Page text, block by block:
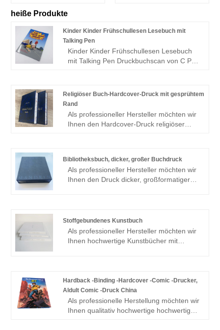
heiße Produkte
Kinder Kinder Frühschullesen Lesebuch mit
Talking Pen
Kinder Kinder Frühschullesen Lesebuch
mit Talking Pen Druckbuchscan von C Pen
Lesestift
Religiöser Buch-Hardcover-Druck mit gesprühtem
Rand
Als professioneller Hersteller möchten wir
Ihnen den Hardcover-Druck religiöser
Lieferung. Wir freuen uns aufrichtig auf
die baldige Zusammenarbeit mit Ihnen.
Bibliotheksbuch, dicker, großer Buchdruck
Als professioneller Hersteller möchten wir
Ihnen den Druck dicker, großformatiger
uns aufrichtig auf die baldige
Zusammenarbeit mit Ihnen.
Stoffgebundenes Kunstbuch
Als professioneller Hersteller möchten wir
Ihnen hochwertige Kunstbücher mit
preisgünstigsten und qualitativ
hochwertigsten Kunstbücher mit
gebundenem Stoffbezug zu kaufen. Wir
freuen uns auf die Zusammenarbeit mit
Hardback -Binding -Hardcover -Comic -Drucker,
Aldult Comic -Druck China
Als professionelle Herstellung möchten wir
Ihnen qualitativ hochwertige hochwertige